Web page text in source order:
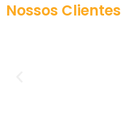
Nossos Clientes